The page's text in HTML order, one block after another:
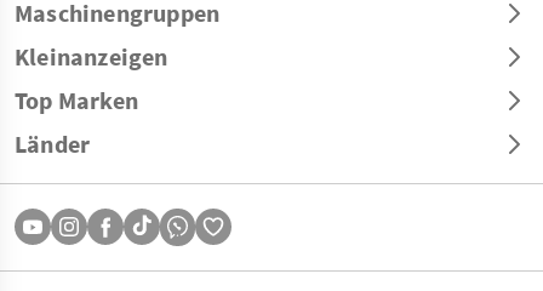
Maschinengruppen
Kleinanzeigen
Top Marken
Länder